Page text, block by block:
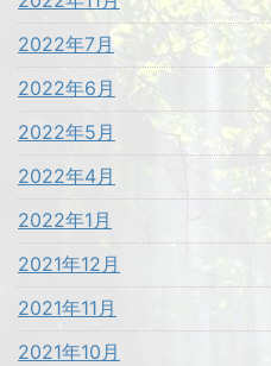
2022年7月
2022年6月
2022年5月
2022年4月
2022年1月
2021年12月
2021年11月
2021年10月